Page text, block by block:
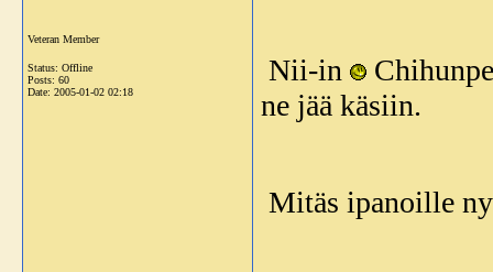
Veteran Member
Status: Offline
Posts: 60
Date: 2005-01-02 02:18
Nii-in
ne jää käsiin.
Mitäs ipanoille